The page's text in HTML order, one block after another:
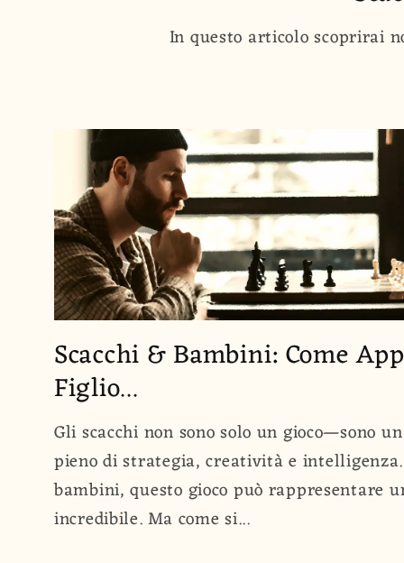
In questo articolo scoprirai
Scacchi & Bambini: Come
Figlio...
Gli scacchi non sono solo un gioco—sono
pieno di strategia, creatività e
bambini, questo gioco può rappresentare
incredibile. Ma come si...